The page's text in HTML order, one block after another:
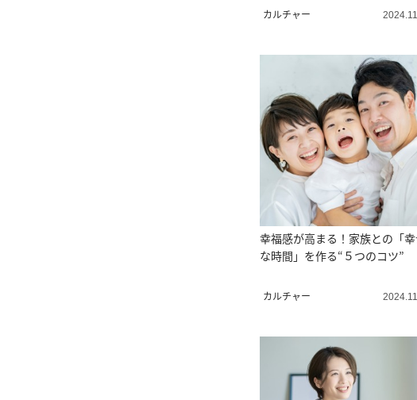
カルチャー
幸福感が高まる！家族との「
な時間」を作る“５つのコツ”
カルチャー